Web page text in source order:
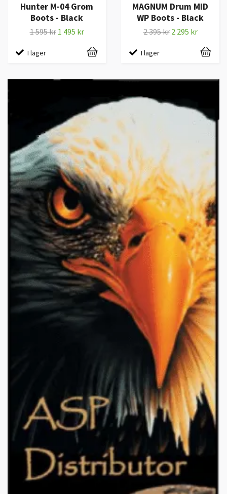
Hunter M-04 Grom
Boots - Black
1 595 kr 1 495 kr
I lager
MAGNUM Drum MID
WP Boots - Black
2 395 kr 2 295 kr
I lager